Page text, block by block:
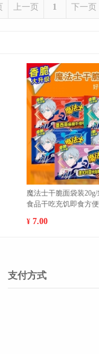
上一页 1 下一页
黑色加深灰加
支付方式